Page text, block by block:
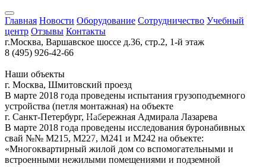
Главная Новости Оборудование Сотрудничество Учебный
центр Отзывы Контакты
г.Москва, Варшавское шоссе д.36, стр.2, 1-й этаж
8 (495) 926-42-66
Наши объекты
г. Москва, Шмитовский проезд
В марте 2018 года проведены испытания грузоподъемного
устройства (петля монтажная) на объекте
г. Санкт-Петербург, Набережная Адмирала Лазарева
В марте 2018 года проведены исследования буронабивных
свай №№ М215, М227, М241 и М242 на объекте:
«Многоквартирный жилой дом со вспомогательными и
встроенными нежилыми помещениями и подземной
Москва
Коломна